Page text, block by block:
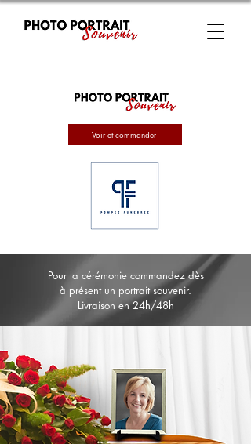
Voir et commander
Pour la cérémonie commandez dès
à présent un portrait souvenir.
Livraison en 24h/48h